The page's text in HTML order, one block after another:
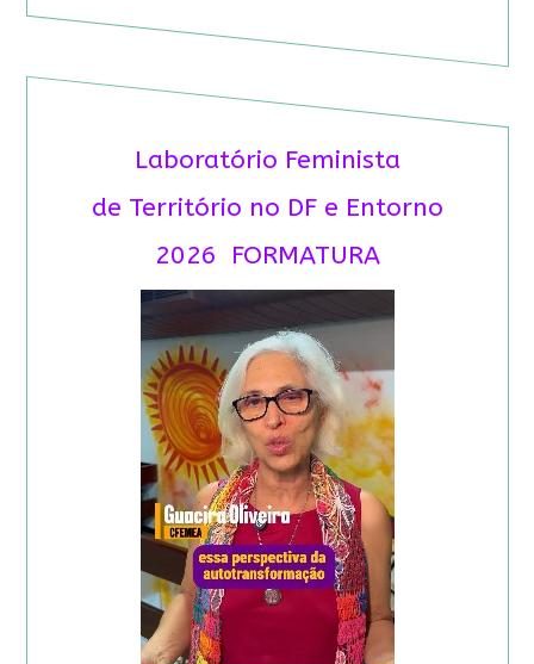
Laboratório Feminista
de Território no DF e Entorno
2026 FORMATURA